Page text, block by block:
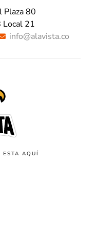
Plaza 80
21
info@alavista.co
ESTA AQUÍ